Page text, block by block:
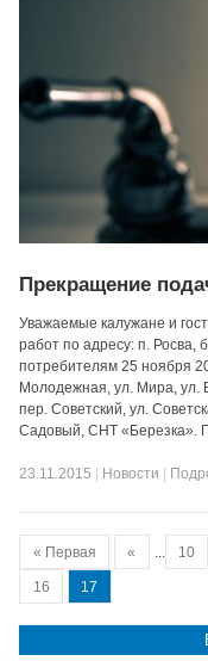
Прекращение
Уважаемые калужане и
работ по адресу: п. Росва,
потребителям 25 ноября
Молодежная, ул. Мира, ул.
пер. Советский, ул.
Садовый, СНТ «Березка».
23.11.2015 Новости
« Первая « 10
16 17